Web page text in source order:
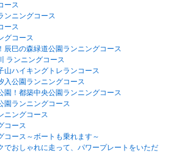
ース
ンニングコース
ース
グコース
辰巳の森緑道公園ランニングコース
ランニングコース
山ハイキングトレランコース
入公園ランニングコース
園！都築中央公園ランニングコース
園ランニングコース
ニングコース
コース
コース～ボートも乗れます～
でおしゃれに走って、パワープレートをいただ